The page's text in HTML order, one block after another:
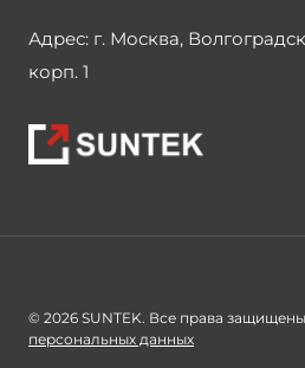
Адрес: г. Москва,
корп. 1
© 2026 SUNTEK. Все права защищены
персональных данных